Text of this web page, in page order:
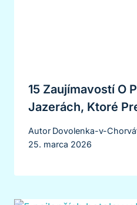
15 Zaujímavostí O
Jazerách, Ktoré
Autor Dovolenka-v-
25. marca 2026